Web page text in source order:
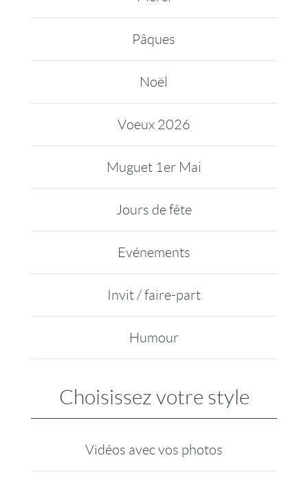
Pâques
Noël
Voeux 2026
Muguet 1er Mai
Jours de fête
Evénements
Invit / faire-part
Humour
Choisissez votre style
Vidéos avec vos photos